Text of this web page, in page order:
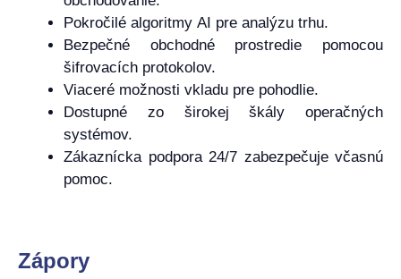
Pokročilé algoritmy AI pre analýzu trhu.
Bezpečné obchodné prostredie pomocou
šifrovacích protokolov.
Viaceré možnosti vkladu pre pohodlie.
Dostupné zo širokej škály operačných
systémov.
Zákaznícka podpora 24/7 zabezpečuje včasnú
pomoc.
Zápory